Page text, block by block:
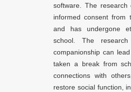
software. The research
informed consent from
and has undergone
school. The
companionship can
taken a break from
connections with
restore social function,